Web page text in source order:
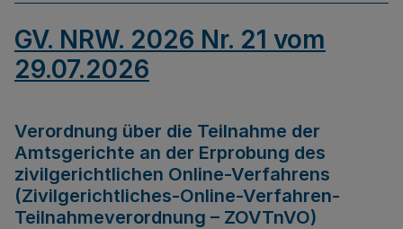
GV. NRW. 2026 Nr. 21 vom
29.07.2026
Verordnung über die Teilnahme der
Amtsgerichte an der Erprobung des
zivilgerichtlichen Online-Verfahrens
(Zivilgerichtliches-Online-Verfahren-
Teilnahmeverordnung – ZOVTnVO)